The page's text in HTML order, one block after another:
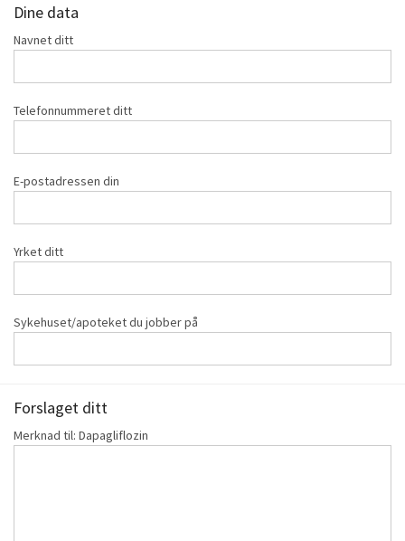
Dine data
Navnet ditt
Telefonnummeret ditt
E-postadressen din
Yrket ditt
Sykehuset/apoteket du jobber på
Forslaget ditt
Merknad til: Dapagliflozin